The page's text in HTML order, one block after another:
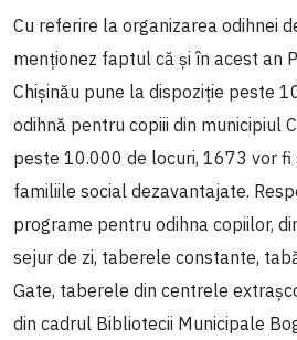
Cu referire la organizarea odihnei
menționez faptul că și în acest an
Chișinău pune la dispoziție peste
odihnă pentru copiii din municipiul
peste 10.000 de locuri, 1673 vor
familiile social dezavantajate.
programe pentru odihna copiilor,
sejur de zi, taberele constante,
Gate, taberele din centrele
din cadrul Bibliotecii Municipale